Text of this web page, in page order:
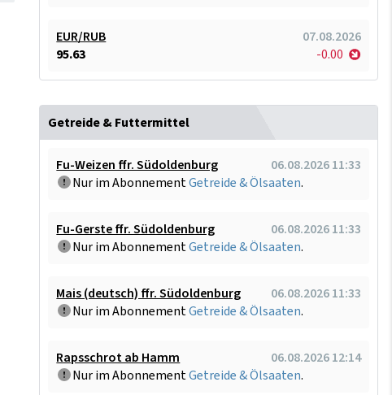
EUR/RUB
07.08.2026
95.63
-0.00
Getreide & Futtermittel
Fu-Weizen ffr. Südoldenburg
06.08.2026 11:33
Nur im AbonnementGetreide & Ölsaaten.
Fu-Gerste ffr. Südoldenburg
06.08.2026 11:33
Nur im AbonnementGetreide & Ölsaaten.
Mais (deutsch) ffr. Südoldenburg
06.08.2026 11:33
Nur im AbonnementGetreide & Ölsaaten.
Rapsschrot ab Hamm
06.08.2026 12:14
Nur im AbonnementGetreide & Ölsaaten.